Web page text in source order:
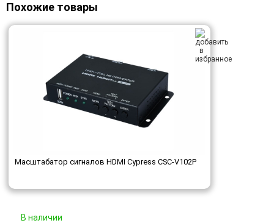
Похожие товары
Масштабатор сигналов HDMI Cypress CSC-V102P
В наличии